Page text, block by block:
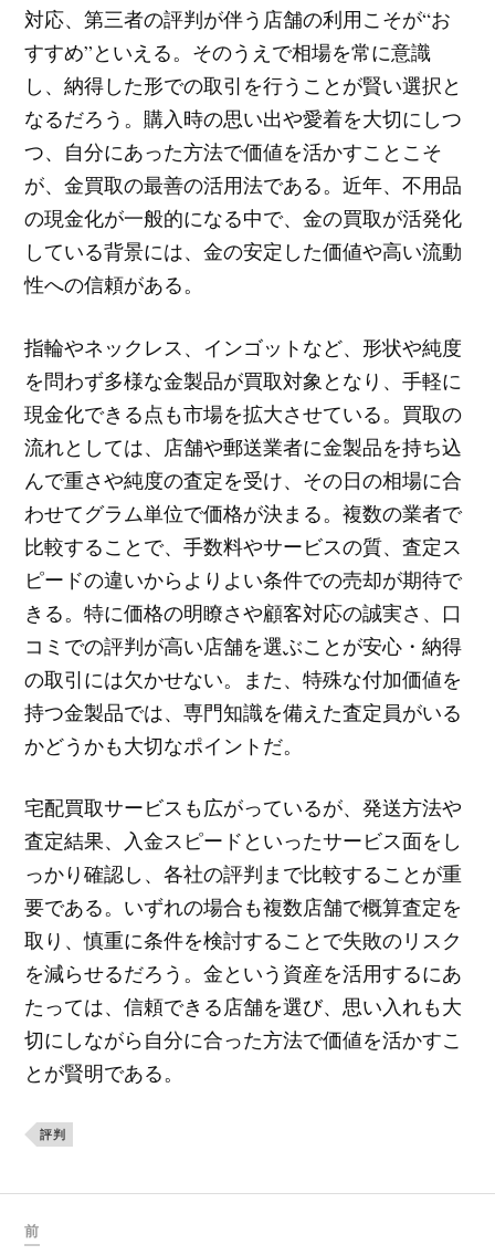
対応、第三者の評判が伴う店舗の利用こそが“お
すすめ”といえる。そのうえで相場を常に意識
し、納得した形での取引を行うことが賢い選択と
なるだろう。購入時の思い出や愛着を大切にしつ
つ、自分にあった方法で価値を活かすことこそ
が、金買取の最善の活用法である。近年、不用品
の現金化が一般的になる中で、金の買取が活発化
している背景には、金の安定した価値や高い流動
性への信頼がある。
指輪やネックレス、インゴットなど、形状や純度
を問わず多様な金製品が買取対象となり、手軽に
現金化できる点も市場を拡大させている。買取の
流れとしては、店舗や郵送業者に金製品を持ち込
んで重さや純度の査定を受け、その日の相場に合
わせてグラム単位で価格が決まる。複数の業者で
比較することで、手数料やサービスの質、査定ス
ピードの違いからよりよい条件での売却が期待で
きる。特に価格の明瞭さや顧客対応の誠実さ、口
コミでの評判が高い店舗を選ぶことが安心・納得
の取引には欠かせない。また、特殊な付加価値を
持つ金製品では、専門知識を備えた査定員がいる
かどうかも大切なポイントだ。
宅配買取サービスも広がっているが、発送方法や
査定結果、入金スピードといったサービス面をし
っかり確認し、各社の評判まで比較することが重
要である。いずれの場合も複数店舗で概算査定を
取り、慎重に条件を検討することで失敗のリスク
を減らせるだろう。金という資産を活用するにあ
たっては、信頼できる店舗を選び、思い入れも大
切にしながら自分に合った方法で価値を活かすこ
とが賢明である。
評判
前